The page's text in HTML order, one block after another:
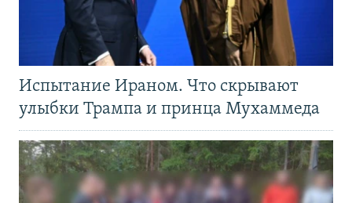
Испытание Ираном. Что скрывают
улыбки Трампа и принца Мухаммеда